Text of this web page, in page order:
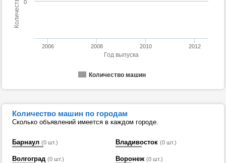
Год выпуска
Количество машин
2006 2008 2010 2012
0
Количество машин по городам
Сколько объявлений имеется в каждом городе.
Барнаул (0 шт.) Владивосток (0 шт.)
Волгоград (0 шт.) Воронеж (0 шт.)